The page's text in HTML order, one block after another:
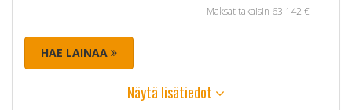
Maksat takaisin 63 142 €
HAE LAINAA
Näytä lisätiedot